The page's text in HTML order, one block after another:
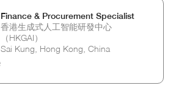
Finance & Procurement Specialist
香港生成式人工智能研發中心
（HKGAI）
Sai Kung, Hong Kong, China